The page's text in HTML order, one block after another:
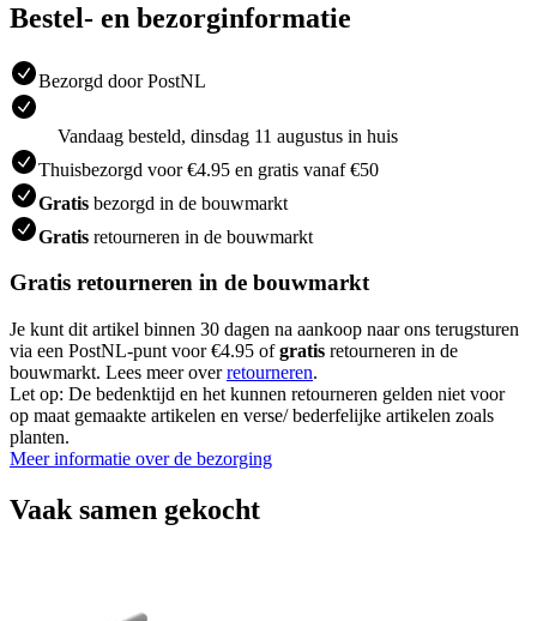
Bestel- en bezorginformatie
Bezorgd door PostNL
Vandaag besteld, dinsdag 11 augustus in huis
Thuisbezorgd voor €4.95 en gratis vanaf €50
Gratis bezorgd in de bouwmarkt
Gratis retourneren in de bouwmarkt
Gratis retourneren in de bouwmarkt
Je kunt dit artikel binnen 30 dagen na aankoop naar ons terugsturen
via een PostNL-punt voor €4.95 ofgratis retourneren in de
bouwmarkt. Lees meer overretourneren.
Let op: De bedenktijd en het kunnen retourneren gelden niet voor
op maat gemaakte artikelen en verse/ bederfelijke artikelen zoals
planten.
Meer informatie over de bezorging
Vaak samen gekocht